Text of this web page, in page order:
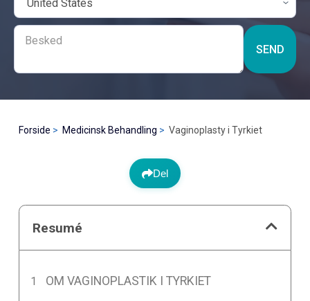
SEND
Forside Medicinsk Behandling Vaginoplasty i Tyrkiet
Del
Resumé
OM VAGINOPLASTIK I TYRKIET